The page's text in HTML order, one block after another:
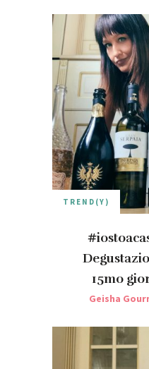
TREND(Y)
15mo
Geisha